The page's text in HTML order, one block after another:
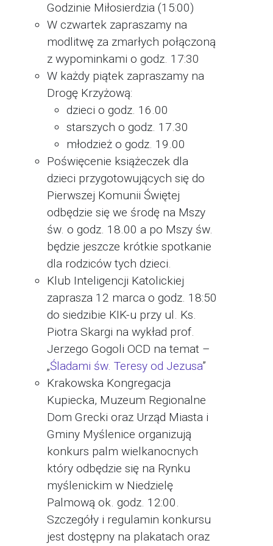
Godzinie Miłosierdzia (15:00)
W czwartek zapraszamy na
modlitwę za zmarłych połączoną
z wypominkami o godz. 17:30
W każdy piątek zapraszamy na
Drogę Krzyżową:
dzieci o godz. 16.00
starszych o godz. 17.30
młodzież o godz. 19.00
Poświęcenie książeczek dla
dzieci przygotowujących się do
Pierwszej Komunii Świętej
odbędzie się we środę na Mszy
św. o godz. 18.00 a po Mszy św.
będzie jeszcze krótkie spotkanie
dla rodziców tych dzieci.
Klub Inteligencji Katolickiej
zaprasza 12 marca o godz. 18:50
do siedzibie KIK-u przy ul. Ks.
Piotra Skargi na wykład prof.
Jerzego Gogoli OCD na temat –
„Śladami św. Teresy od Jezusa”
Krakowska Kongregacja
Kupiecka, Muzeum Regionalne
Dom Grecki oraz Urząd Miasta i
Gminy Myślenice organizują
konkurs palm wielkanocnych
który odbędzie się na Rynku
myślenickim w Niedzielę
Palmową ok. godz. 12:00.
Szczegóły i regulamin konkursu
jest dostępny na plakatach oraz